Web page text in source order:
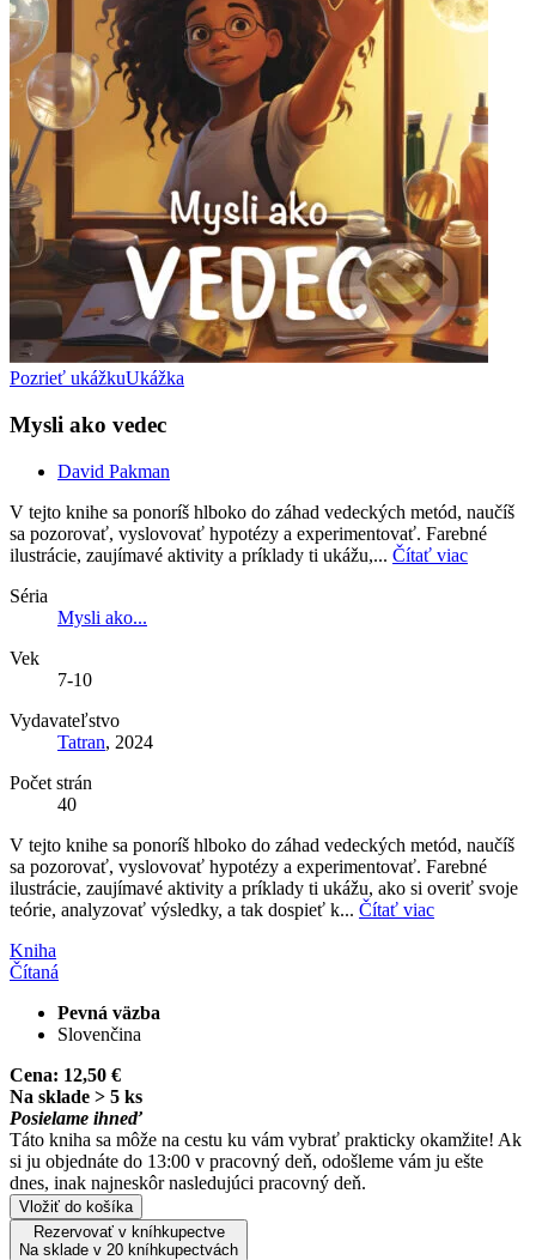
Pozrieť ukážkuUkážka
Mysli ako vedec
David Pakman
V tejto knihe sa ponoríš hlboko do záhad vedeckých metód, naučíš
sa pozorovať, vyslovovať hypotézy a experimentovať. Farebné
ilustrácie, zaujímavé aktivity a príklady ti ukážu,... Čítať viac
Séria
Mysli ako...
Vek
7-10
Vydavateľstvo
Tatran, 2024
Počet strán
40
V tejto knihe sa ponoríš hlboko do záhad vedeckých metód, naučíš
sa pozorovať, vyslovovať hypotézy a experimentovať. Farebné
ilustrácie, zaujímavé aktivity a príklady ti ukážu, ako si overiť svoje
teórie, analyzovať výsledky, a tak dospieť k... Čítať viac
Kniha
Čítaná
Pevná väzba
Slovenčina
Cena: 12,50 €
Na sklade > 5 ks
Posielame ihneď
Táto kniha sa môže na cestu ku vám vybrať prakticky okamžite! Ak
si ju objednáte do 13:00 v pracovný deň, odošleme vám ju ešte
dnes, inak najneskôr nasledujúci pracovný deň.
Vložiť do košíka
Rezervovať v kníhkupectve
Na sklade v 20 kníhkupectvách